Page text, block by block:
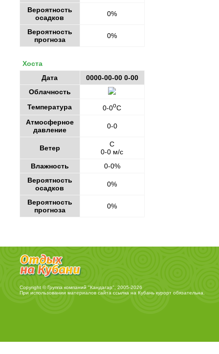
Вероятность
осадков
0%
Вероятность
прогноза
0%
Хоста
Дата
0000-00-00 0-00
Облачность
Температура
0-0oC
Атмосферное
давление
0-0
Ветер
С
0-0 м/с
Влажность
0-0%
Вероятность
осадков
0%
Вероятность
прогноза
0%
Copyright © Группа компаний "Кандагар", 2005-2026
При использовании материалов сайта ссылка на Кубань курортобязательна.